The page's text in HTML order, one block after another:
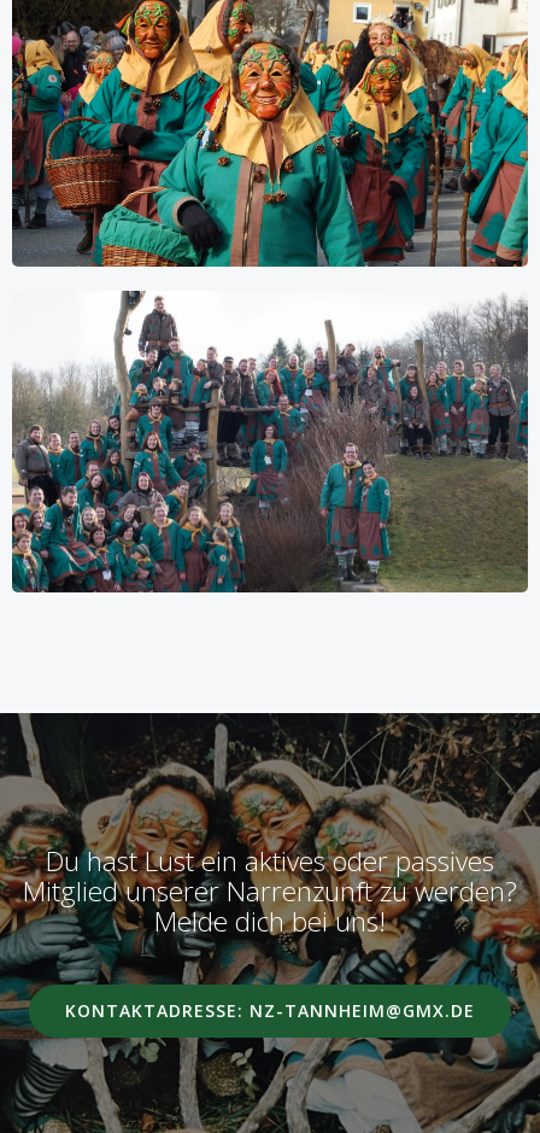
Du hast Lust ein aktives oder passives
Mitglied unserer Narrenzunft zu werden?
Melde dich bei uns!
KONTAKTADRESSE: NZ-TANNHEIM@GMX.DE